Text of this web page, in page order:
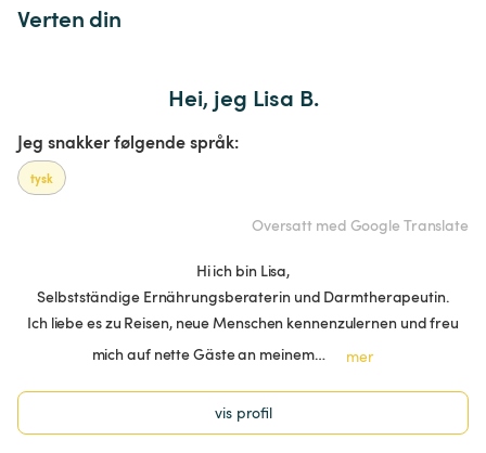
Verten din
Hei, jeg Lisa B.
Jeg snakker følgende språk:
tysk
Oversatt med Google Translate
Hi ich bin Lisa,
Selbstständige Ernährungsberaterin und Darmtherapeutin.
Ich liebe es zu Reisen, neue Menschen kennenzulernen und freu
mich auf nette Gäste an meinem…
mer
vis profil